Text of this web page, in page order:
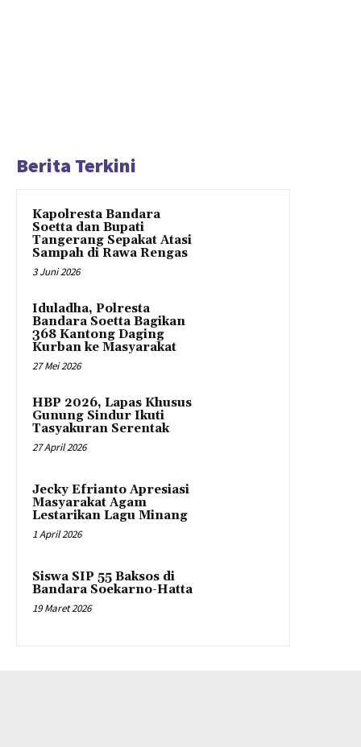
Berita Terkini
Kapolresta Bandara
Soetta dan Bupati
Tangerang Sepakat Atasi
Sampah di Rawa Rengas
3 Juni 2026
Iduladha, Polresta
Bandara Soetta Bagikan
368 Kantong Daging
Kurban ke Masyarakat
27 Mei 2026
HBP 2026, Lapas Khusus
Gunung Sindur Ikuti
Tasyakuran Serentak
27 April 2026
Jecky Efrianto Apresiasi
Masyarakat Agam
Lestarikan Lagu Minang
1 April 2026
Siswa SIP 55 Baksos di
Bandara Soekarno-Hatta
19 Maret 2026